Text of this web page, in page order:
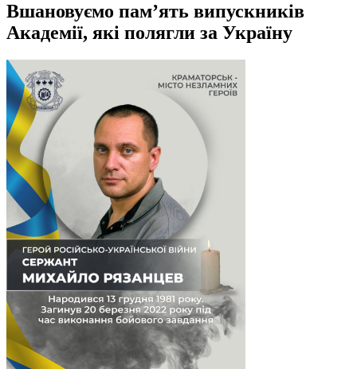
Вшановуємо пам’ять випускників
Академії, які полягли за Україну